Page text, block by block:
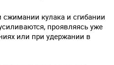
сжимании кулака и сгибании
проявляясь уже
или при удержании в